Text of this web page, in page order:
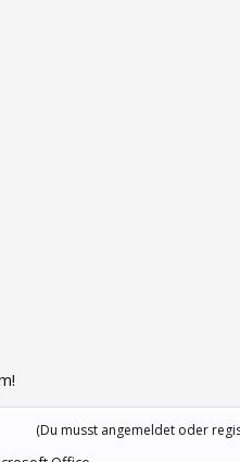
(Du musst angemeldet oder